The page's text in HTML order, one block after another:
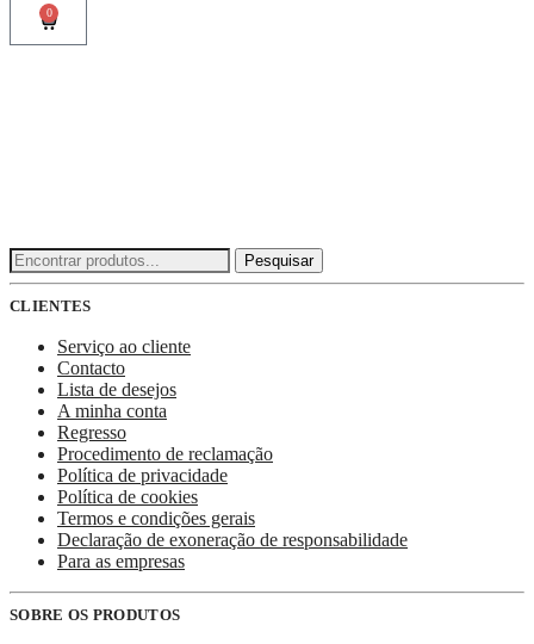
0
Pesquisar
CLIENTES
Serviço ao cliente
Contacto
Lista de desejos
A minha conta
Regresso
Procedimento de reclamação
Política de privacidade
Política de cookies
Termos e condições gerais
Declaração de exoneração de responsabilidade
Para as empresas
SOBRE OS PRODUTOS